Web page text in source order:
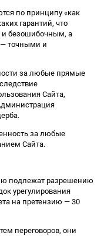
по принципу «как
гарантий, что
и безошибочным, а
— точными и
за любые прямые
Сайта,
за любые
Сайта.
подлежат разрешению
урегулирования
на претензию — 30
переговоров, они